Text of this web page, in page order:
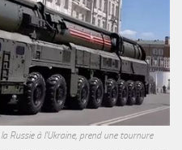
Russie à l'Ukraine, prend une tournure